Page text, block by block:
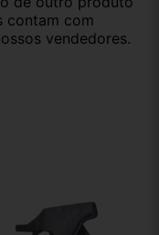
contam com
vendedores.